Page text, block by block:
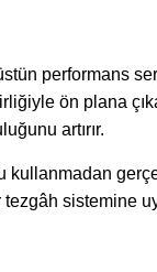
performans
ön plana
artırır.
kullanmadan
tezgâh sistemine